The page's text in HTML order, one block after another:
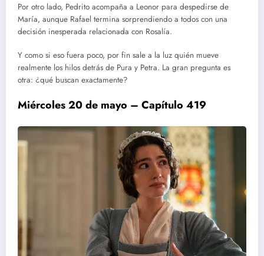
Por otro lado, Pedrito acompaña a Leonor para despedirse de
María, aunque Rafael termina sorprendiendo a todos con una
decisión inesperada relacionada con Rosalía.
Y como si eso fuera poco, por fin sale a la luz quién mueve
realmente los hilos detrás de Pura y Petra. La gran pregunta es
otra: ¿qué buscan exactamente?
Miércoles 20 de mayo – Capítulo 419